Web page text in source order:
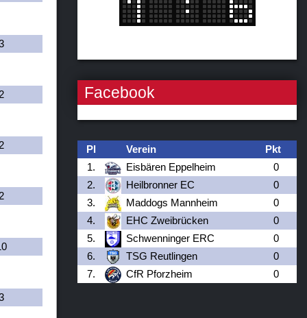
Facebook
Pl Verein
Pkt
1.
Eisbären Eppelheim
0
2.
Heilbronner EC
0
3.
Maddogs Mannheim
0
4.
EHC Zweibrücken
0
5.
Schwenninger ERC
0
6.
TSG Reutlingen
0
7.
CfR Pforzheim 0